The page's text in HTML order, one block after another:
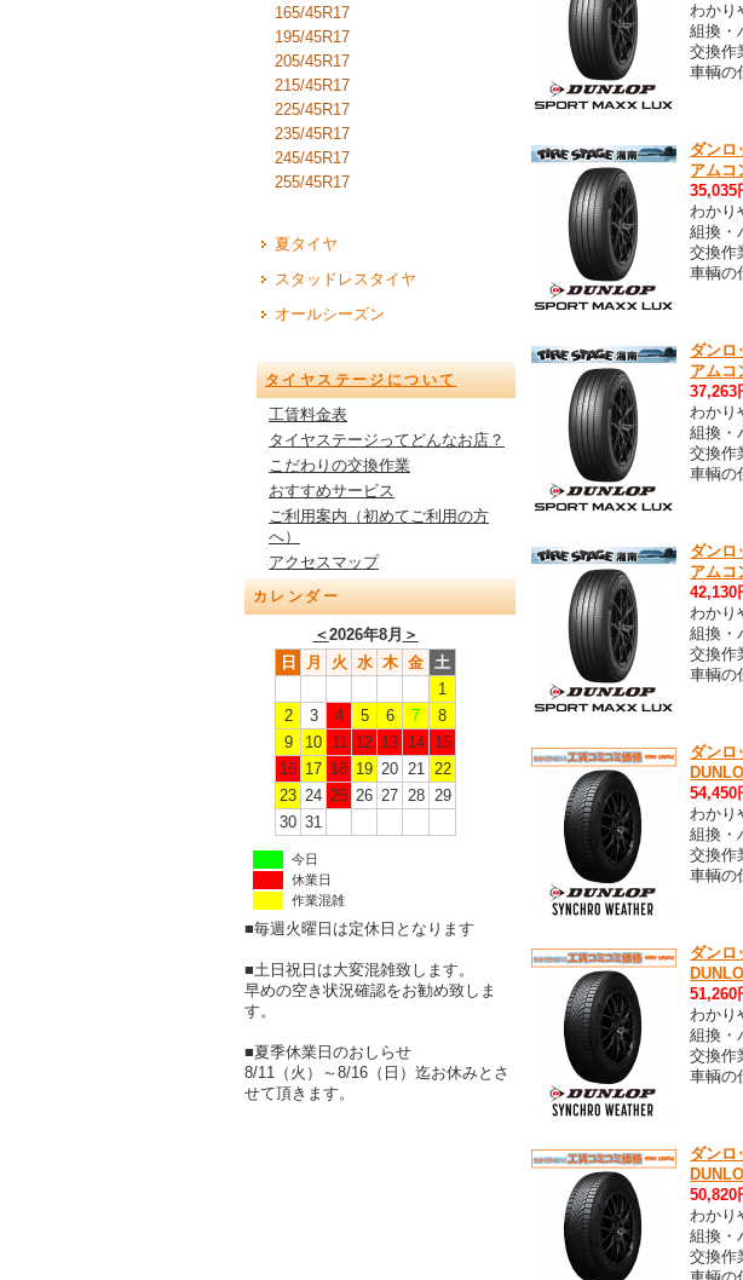
165/45R17
195/45R17
205/45R17
215/45R17
225/45R17
235/45R17
245/45R17
255/45R17
夏タイヤ
スタッドレスタイヤ
オールシーズン
タイヤステージについて
工賃料金表
タイヤステージってどんなお店？
こだわりの交換作業
おすすめサービス
ご利用案内（初めてご利用の方
へ）
アクセスマップ
カレンダー
＜2026年8月 ＞
日
月 火 水 木 金 土
1
2
3 4 5 6 7
8
9
10 11 12 13 14
15
16 17 18 19 20 21 22
23 24 25 26 27 28 29
30 31
今日
休業日
作業混雑
■毎週火曜日は定休日となります
■土日祝日は大変混雑致します。
早めの空き状況確認をお勧め致しま
す。
■夏季休業日のおしらせ
8/11（火）～8/16（日）迄お休みとさ
せて頂きます。
わかり
組換・
交換作
車輌の
ダンロ
アムコ
35,035
わかり
組換・
交換作
車輌の
ダンロ
アムコ
37,263
わかり
組換・
交換作
車輌の
ダンロ
アムコ
42,130
わかり
組換・
交換作
車輌の
ダンロ
54,450
わかり
組換・
交換作
車輌の
ダンロ
51,260
わかり
組換・
交換作
車輌の
ダンロ
50,820
わかり
組換・
交換作